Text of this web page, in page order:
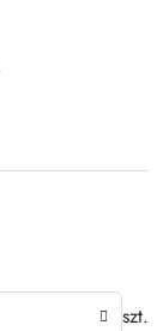
szt.